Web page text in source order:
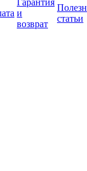
Гарантия
и
возврат
статьи